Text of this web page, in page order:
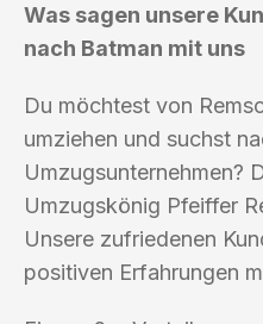
Was sagen unsere
nach Batman mit uns
Du möchtest von
umziehen und suchst
Umzugsunternehmen?
Umzugskönig Pfeiffer
Unsere zufriedenen
positiven Erfahrungen